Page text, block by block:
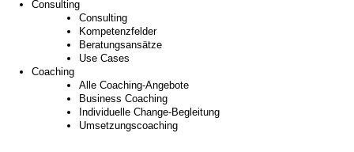
Consulting
Consulting
Kompetenzfelder
Beratungsansätze
Use Cases
Coaching
Alle Coaching-Angebote
Business Coaching
Individuelle Change-Begleitung
Umsetzungscoaching